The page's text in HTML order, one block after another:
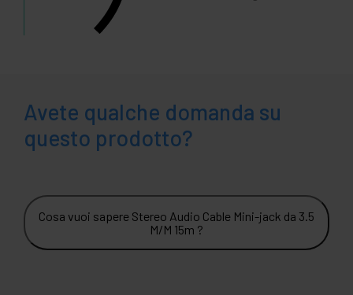
Avete qualche domanda su
questo prodotto?
Cosa vuoi sapere Stereo Audio Cable Mini-jack da 3.5
M/M 15m ?